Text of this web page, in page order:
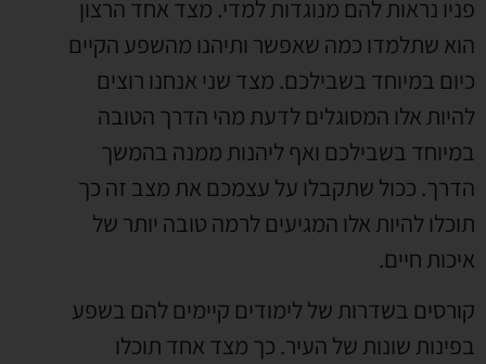
פניו נראות להם מנוגדות למדי. מצד אחד הרצון
הוא שתלמדו כמה שאפשר ותיהנו מהשפע הקיים
כיום במיוחד בשבילכם. מצד שני אנחנו רוצים
להיות אלו המסוגלים לדעת מהי הדרך הטובה
במיוחד בשבילכם ואף ליהנות ממנה בהמשך
הדרך. ככול שתקבלו על עצמכם את מצב זה כך
תוכלו להיות אלו המגיעים לרמה טובה יותר של
איכות חיים.
קורסים בשדרות של לימודים קיימים להם בשפע
בפינות שונות של העיר. כך מצד אחד תוכלו